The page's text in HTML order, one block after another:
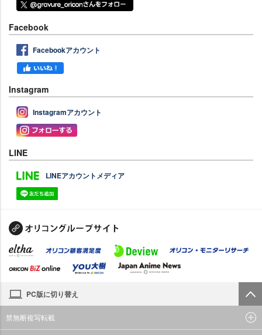
Facebook
Facebookアカウント
Instagram
Instagramアカウント
LINE
LINEアカウントメディア
PC版に切り替え
禁無断複写転載